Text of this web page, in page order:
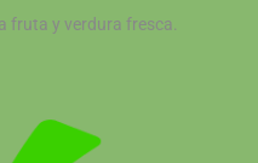
fruta y verdura fresca.